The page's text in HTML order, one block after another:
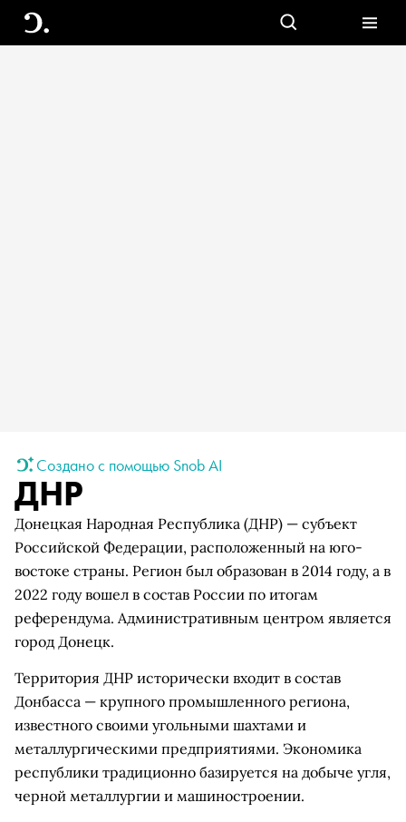
Создано с помощью Snob AI
ДНР
Донецкая Народная Республика (ДНР) — субъект
Российской Федерации, расположенный на юго-
востоке страны. Регион был образован в 2014 году, а в
2022 году вошел в состав России по итогам
референдума. Административным центром является
город Донецк.
Территория ДНР исторически входит в состав
Донбасса — крупного промышленного региона,
известного своими угольными шахтами и
металлургическими предприятиями. Экономика
республики традиционно базируется на добыче угля,
черной металлургии и машиностроении.